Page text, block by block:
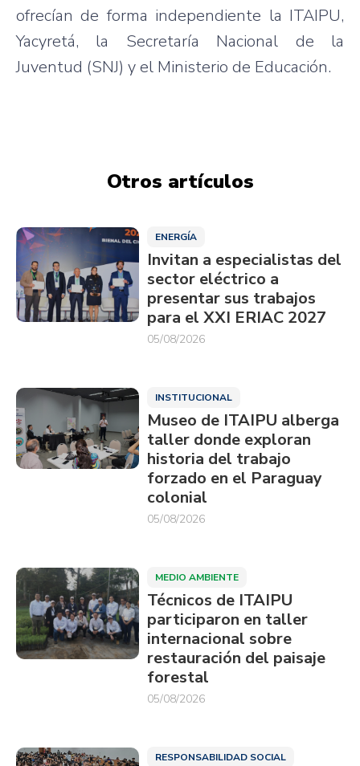
ofrecían de forma independiente la ITAIPU,
Yacyretá, la Secretaría Nacional de la
Juventud (SNJ) y el Ministerio de Educación.
Otros artículos
ENERGÍA
Invitan a especialistas del
sector eléctrico a
presentar sus trabajos
para el XXI ERIAC 2027
05/08/2026
INSTITUCIONAL
Museo de ITAIPU alberga
taller donde exploran
historia del trabajo
forzado en el Paraguay
colonial
05/08/2026
MEDIO AMBIENTE
Técnicos de ITAIPU
participaron en taller
internacional sobre
restauración del paisaje
forestal
05/08/2026
RESPONSABILIDAD SOCIAL